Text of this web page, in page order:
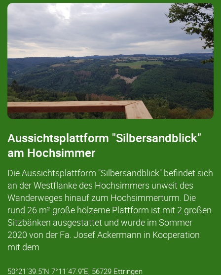
Aussichtsplattform "Silbersandblick"
am Hochsimmer
Die Aussichtsplattform "Silbersandblick" befindet sich
an der Westflanke des Hochsimmers unweit des
Wanderweges hinauf zum Hochsimmerturm. Die
rund 26 m² große hölzerne Plattform ist mit 2 großen
Sitzbänken ausgestattet und wurde im Sommer
2020 von der Fa. Josef Ackermann in Kooperation
mit dem
50°21´39.5"N 7°11´47.9"E, 56729 Ettringen